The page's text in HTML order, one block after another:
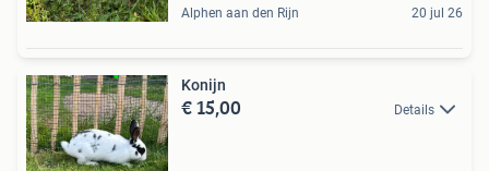
Alphen aan den Rijn 20 jul 26
Konijn
€ 15,00 Details